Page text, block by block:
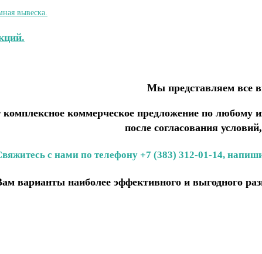
Мы представляем все
коммерческое предложение по
после согласования
с нами по телефону +7 (383) 312-01-14,
варианты наиболее эффективного и выгодного